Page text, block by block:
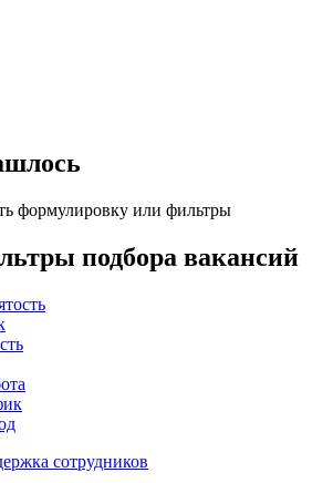
формулировку или фильтры
подбора вакансий
сотрудников